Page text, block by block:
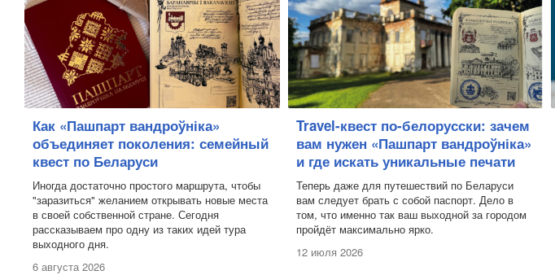
Как «Пашпарт вандроўніка»
объединяет поколения: семейный
квест по Беларуси
Иногда достаточно простого маршрута, чтобы
"заразиться" желанием открывать новые места
в своей собственной стране. Сегодня
рассказываем про одну из таких идей тура
выходного дня.
6 августа 2026
Travel-квест по-белорусски: зачем
вам нужен «Пашпарт вандроўніка»
и где искать уникальные печати
Теперь даже для путешествий по Беларуси
вам следует брать с собой паспорт. Дело в
том, что именно так ваш выходной за городом
пройдёт максимально ярко.
12 июля 2026